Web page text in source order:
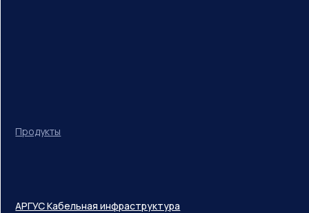
Продукты
АРГУС Кабельная инфраструктура